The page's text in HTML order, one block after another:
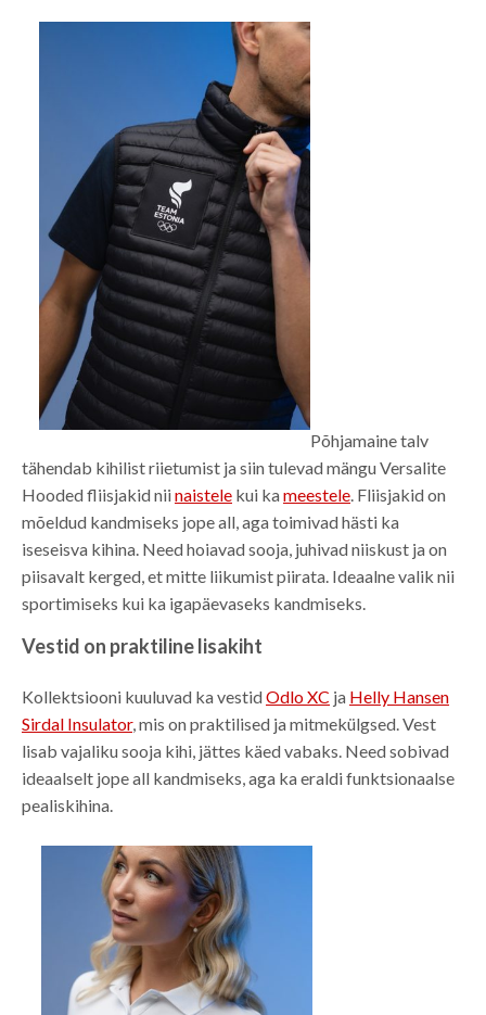
Põhjamaine talv
tähendab kihilist riietumist ja siin tulevad mängu Versalite
Hooded fliisjakid niinaistele kui kameestele . Fliisjakid on
mõeldud kandmiseks jope all, aga toimivad hästi ka
iseseisva kihina. Need hoiavad sooja, juhivad niiskust ja on
piisavalt kerged, et mitte liikumist piirata. Ideaalne valik nii
sportimiseks kui ka igapäevaseks kandmiseks.
Vestid on praktiline lisakiht
Kollektsiooni kuuluvad ka vestidOdlo XC ja Helly Hansen
Sirdal Insulator, mis on praktilised ja mitmekülgsed. Vest
lisab vajaliku sooja kihi, jättes käed vabaks. Need sobivad
ideaalselt jope all kandmiseks, aga ka eraldi funktsionaalse
pealiskihina.